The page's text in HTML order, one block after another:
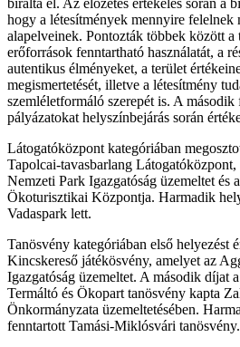
hogy a létesítmények mennyire felelnek
alapelveinek. Pontozták többek között a
erőforrások fenntartható használatát, a
autentikus élményeket, a terület
megismertetését, illetve a létesítmény
szemléletformáló szerepét is. A
pályázatokat helyszínbejárás során
Látogatóközpont kategóriában
Tapolcai-tavasbarlang
Nemzeti Park Igazgatóság üzemeltet és
Ökoturisztikai Központja. Harmadik
Vadaspark lett.
Tanösvény kategóriában első helyezést
Kincskereső játékösvény, amelyet az
Igazgatóság üzemeltet. A második díjat
Termáltó és Ökopart tanösvény kapta
Önkormányzata üzemeltetésében.
fenntartott Tamási-Miklósvári tanösvény.